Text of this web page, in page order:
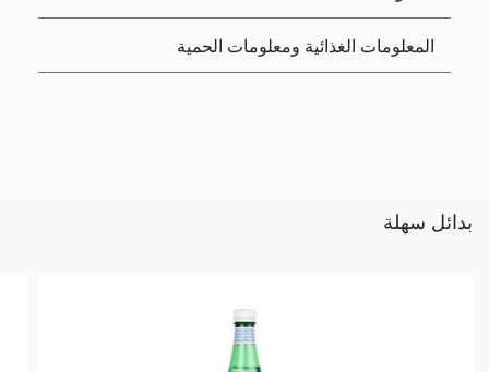
المعلومات الغذائية ومعلومات الحمية
بدائل سهلة